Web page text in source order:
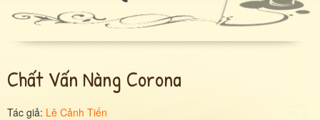
Chất Vấn Nàng Corona
Tác giả: Lê Cảnh Tiến